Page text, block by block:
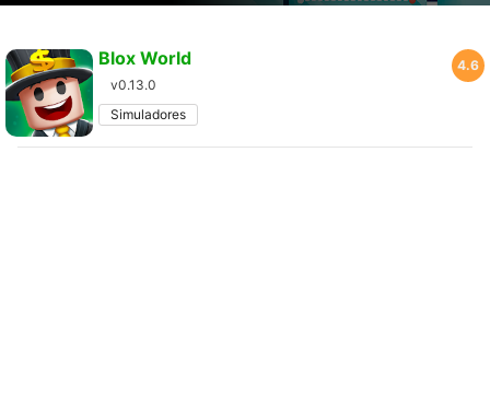
4.6
Blox World
v0.13.0
Simuladores